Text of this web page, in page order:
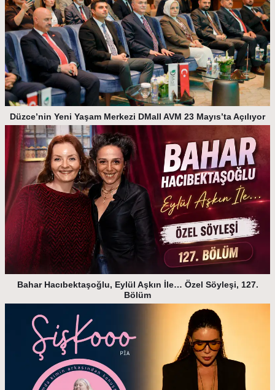
Düzce’nin Yeni Yaşam Merkezi DMall AVM 23 Mayıs’ta Açılıyor
Bahar Hacıbektaşoğlu, Eylül Aşkın İle… Özel Söyleşi, 127.
Bölüm